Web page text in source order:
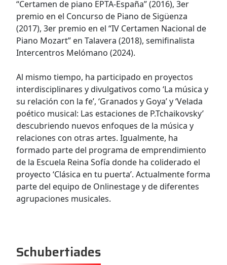
“Certamen de piano EPTA-España” (2016), 3er
premio en el Concurso de Piano de Sigüenza
(2017), 3er premio en el “IV Certamen Nacional de
Piano Mozart” en Talavera (2018), semifinalista
Intercentros Melómano (2024).
Al mismo tiempo, ha participado en proyectos
interdisciplinares y divulgativos como ‘La música y
su relación con la fe’, ‘Granados y Goya’ y ‘Velada
poético musical: Las estaciones de P.Tchaikovsky’
descubriendo nuevos enfoques de la música y
relaciones con otras artes. Igualmente, ha
formado parte del programa de emprendimiento
de la Escuela Reina Sofía donde ha coliderado el
proyecto ‘Clásica en tu puerta’. Actualmente forma
parte del equipo de Onlinestage y de diferentes
agrupaciones musicales.
Schubertiades